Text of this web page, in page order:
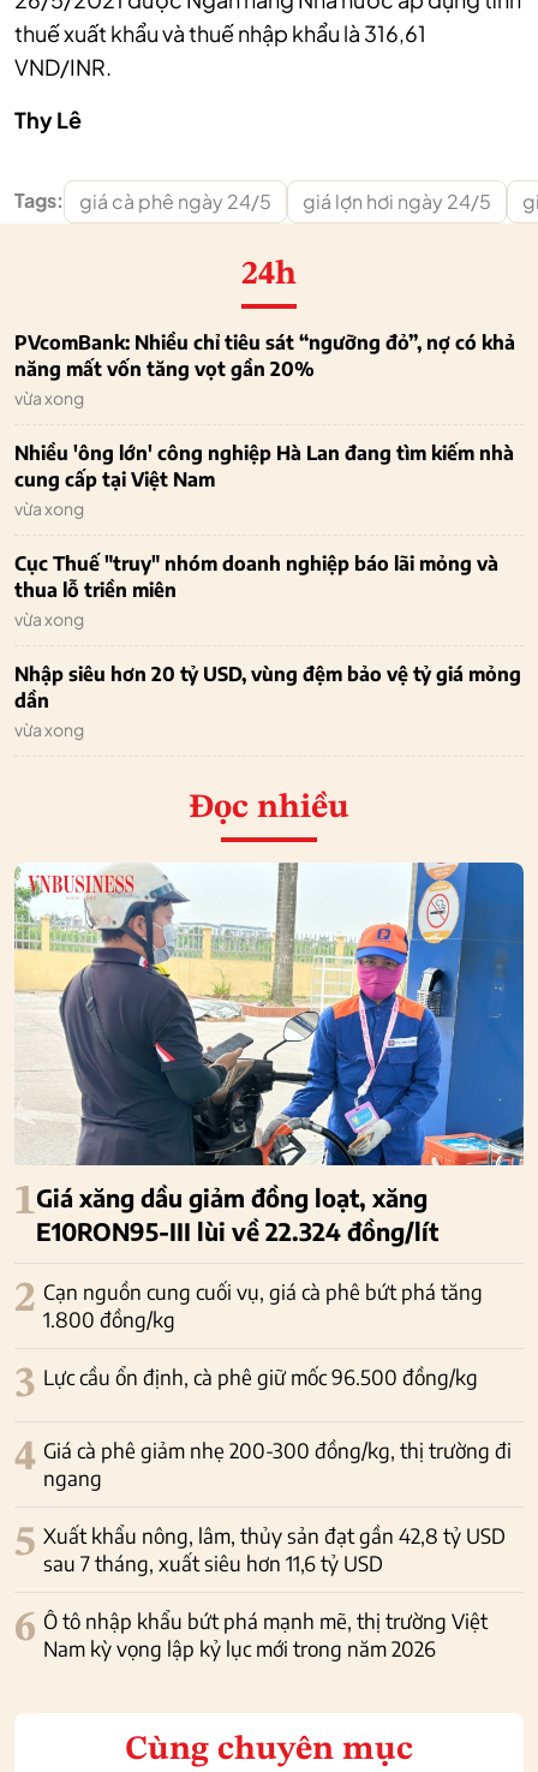
thuế xuất khẩu và thuế nhập khẩu là 316,61
VND/INR.
Thy Lê
Tags: giá cà phê ngày 24/5 giá lợn hơi ngày 24/5
24h
PVcomBank: Nhiều chỉ tiêu sát “ngưỡng đỏ”, nợ có khả
năng mất vốn tăng vọt gần 20%
vừa xong
Nhiều 'ông lớn' công nghiệp Hà Lan đang tìm kiếm nhà
cung cấp tại Việt Nam
vừa xong
Cục Thuế "truy" nhóm doanh nghiệp báo lãi mỏng và
thua lỗ triền miên
vừa xong
Nhập siêu hơn 20 tỷ USD, vùng đệm bảo vệ tỷ giá mỏng
dần
vừa xong
Đọc nhiều
1Giá xăng dầu giảm đồng loạt, xăng
E10RON95-III lùi về 22.324 đồng/lít
2 Cạn nguồn cung cuối vụ, giá cà phê bứt phá tăng
1.800 đồng/kg
3 Lực cầu ổn định, cà phê giữ mốc 96.500 đồng/kg
4 Giá cà phê giảm nhẹ 200-300 đồng/kg, thị trường đi
ngang
5 Xuất khẩu nông, lâm, thủy sản đạt gần 42,8 tỷ USD
sau 7 tháng, xuất siêu hơn 11,6 tỷ USD
6 Ô tô nhập khẩu bứt phá mạnh mẽ, thị trường Việt
Nam kỳ vọng lập kỷ lục mới trong năm 2026
Cùng chuyên mục